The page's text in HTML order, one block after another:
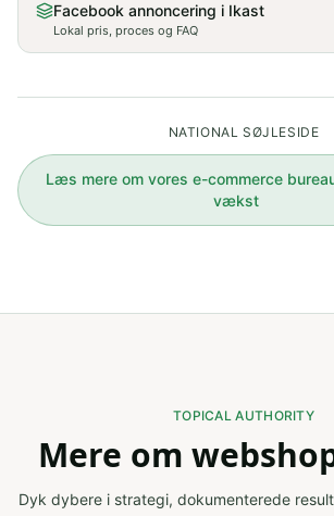
Facebook annoncering i Ikast
Lokal pris, proces og FAQ
NATIONAL SØJLESIDE
Læs mere om vores e-commerce
vækst
TOPICAL AUTHORITY
Mere om
Dyk dybere i strategi, dokumenterede